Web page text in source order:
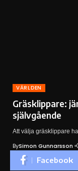
VÄRLDEN
Gräsklippare:
självgående
Att välja gräsklippare
BySimon Gunnarsson
Facebook